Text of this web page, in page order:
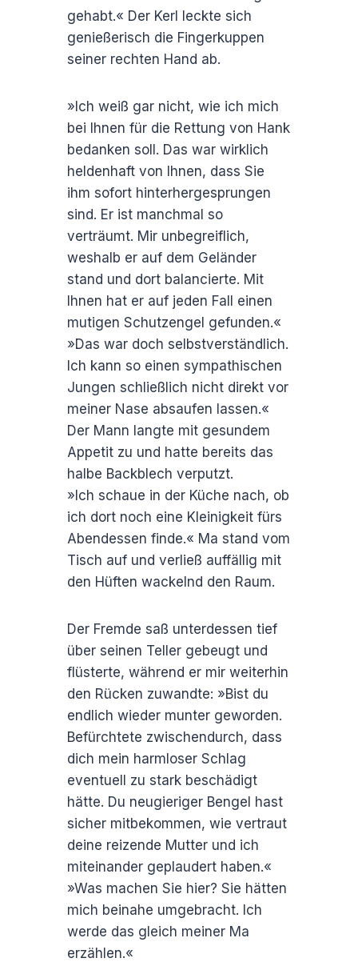
gehabt.« Der Kerl leckte sich
genießerisch die Fingerkuppen
seiner rechten Hand ab.
»Ich weiß gar nicht, wie ich mich
bei Ihnen für die Rettung von Hank
bedanken soll. Das war wirklich
heldenhaft von Ihnen, dass Sie
ihm sofort hinterhergesprungen
sind. Er ist manchmal so
verträumt. Mir unbegreiflich,
weshalb er auf dem Geländer
stand und dort balancierte. Mit
Ihnen hat er auf jeden Fall einen
mutigen Schutzengel gefunden.«
»Das war doch selbstverständlich.
Ich kann so einen sympathischen
Jungen schließlich nicht direkt vor
meiner Nase absaufen lassen.«
Der Mann langte mit gesundem
Appetit zu und hatte bereits das
halbe Backblech verputzt.
»Ich schaue in der Küche nach, ob
ich dort noch eine Kleinigkeit fürs
Abendessen finde.« Ma stand vom
Tisch auf und verließ auffällig mit
den Hüften wackelnd den Raum.
Der Fremde saß unterdessen tief
über seinen Teller gebeugt und
flüsterte, während er mir weiterhin
den Rücken zuwandte: »Bist du
endlich wieder munter geworden.
Befürchtete zwischendurch, dass
dich mein harmloser Schlag
eventuell zu stark beschädigt
hätte. Du neugieriger Bengel hast
sicher mitbekommen, wie vertraut
deine reizende Mutter und ich
miteinander geplaudert haben.«
»Was machen Sie hier? Sie hätten
mich beinahe umgebracht. Ich
werde das gleich meiner Ma
erzählen.«